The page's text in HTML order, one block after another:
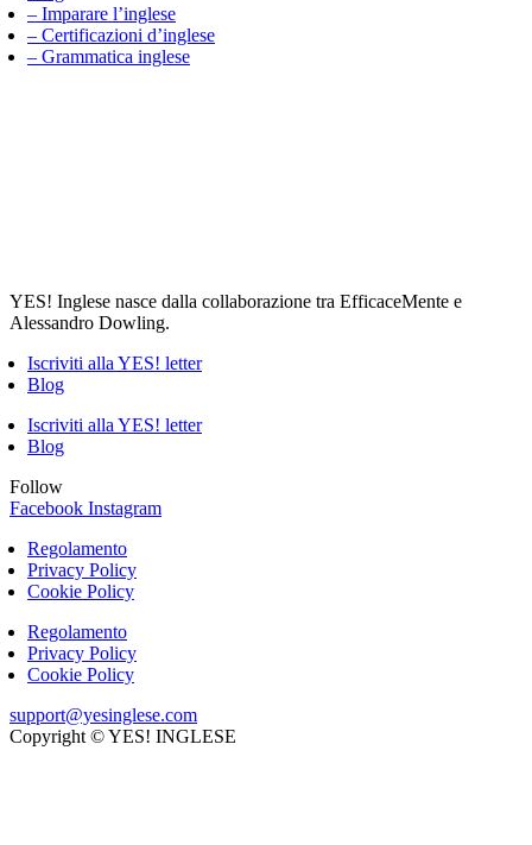
– Imparare l’inglese
– Certificazioni d’inglese
– Grammatica inglese
YES! Inglese nasce dalla collaborazione tra EfficaceMente e
Alessandro Dowling.
Iscriviti alla YES! letter
Blog
Iscriviti alla YES! letter
Blog
Follow
Facebook Instagram
Regolamento
Privacy Policy
Cookie Policy
Regolamento
Privacy Policy
Cookie Policy
support@yesinglese.com
Copyright © YES! INGLESE